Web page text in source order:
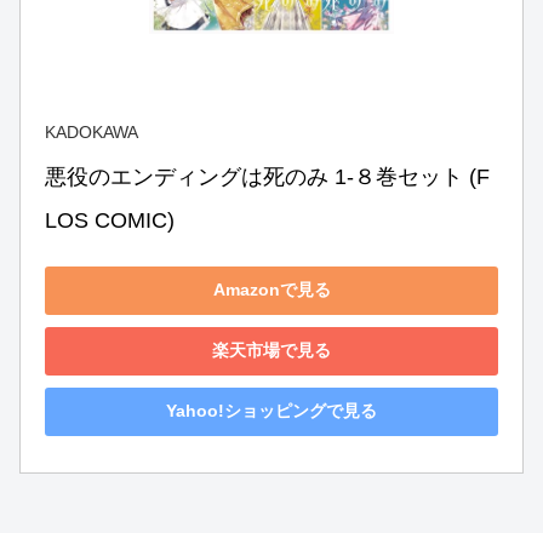
KADOKAWA
悪役のエンディングは死のみ 1-８巻セット (F
LOS COMIC)
Amazonで見る
楽天市場で見る
Yahoo!ショッピングで見る